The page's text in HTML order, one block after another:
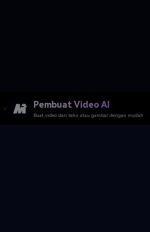
Pembuat Video AI
Buat video dari teks atau gambar dengan mudah